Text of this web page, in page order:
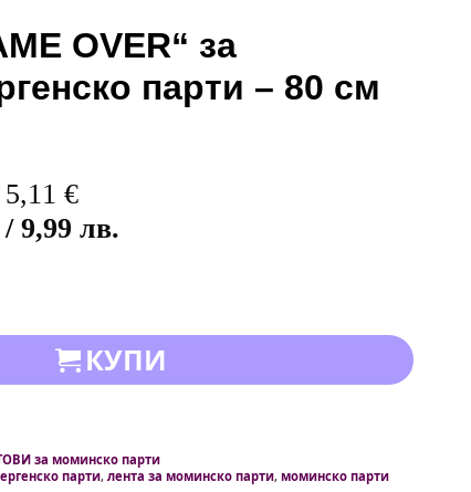
OVER“ за
парти – 80 см
5,11 €
/ 9,99 лв.
КУПИ
за моминско парти
парти, лента за моминско парти, моминско парти